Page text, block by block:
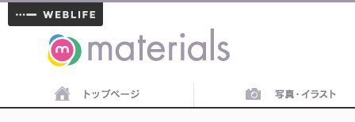
materials